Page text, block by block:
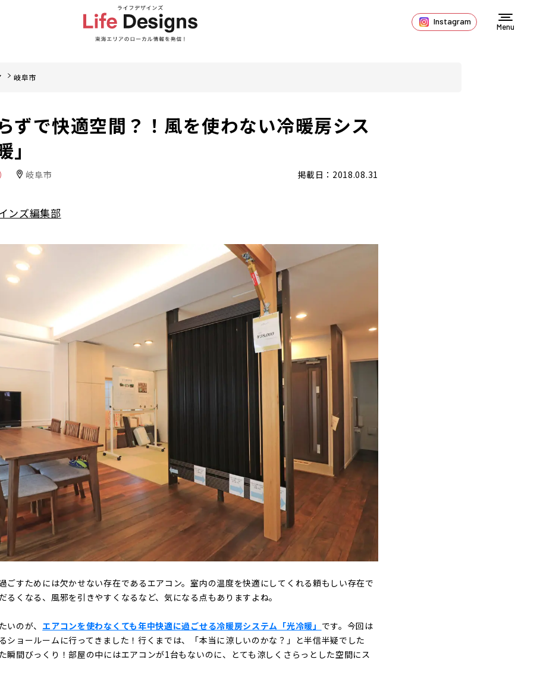
Instagram
Menu
岐阜市
ずで快適空間？！風を使わない冷暖房シス
岐阜市 掲載日：2018.08.31
ンズ編集部
ごすためには欠かせない存在であるエアコン。室内の温度を快適にしてくれる頼もしい存在で
るくなる、風邪を引きやすくなるなど、気になる点もありますよね。
いのが、 エアコンを使わなくても年中快適に過ごせる冷暖房システム「光冷暖」 です。今回は
ショールームに行ってきました！行くまでは、「本当に涼しいのかな？」と半信半疑でした
瞬間びっくり！部屋の中にはエアコンが1台もないのに、とても涼しくさらっとした空間にス